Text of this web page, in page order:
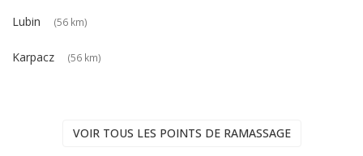
Lubin (56 km)
Karpacz (56 km)
VOIR TOUS LES POINTS DE RAMASSAGE